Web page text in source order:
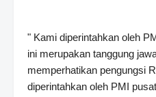
" Kami diperintahkan oleh
ini merupakan tanggung
memperhatikan pengungsi
diperintahkan oleh PMI